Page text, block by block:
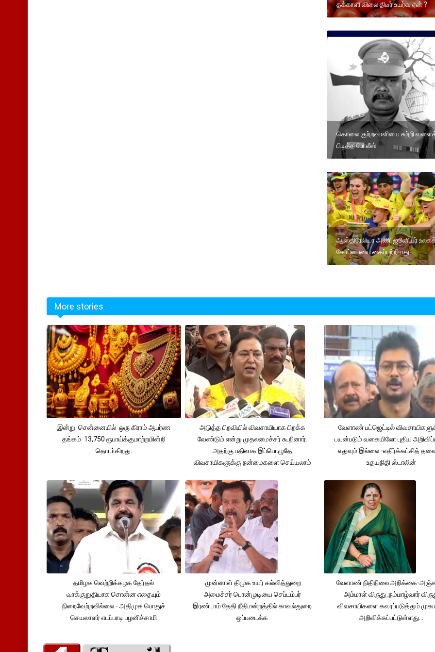
தக்காளி விலை திடீர் உயர்வு ஏன் ?
கொலை குற்றவாளியை சுற்றி
பிடித்த போலீஸ்
ஆஸ்திரேலியா அணி ஜூனியர்
கோப்பையை கைப்பற்றியது.
More stories
இன்று சென்னையில் ஒரு கிராம் ஆபர்ண
தங்கம் 13,750 ரூபாய்க்குமாற்றமின்றி
தொடா்கிறது.
அடுத்த பிறவியில் விவசாயியாக பிறக்க
வேண்டும் என்று முதலமைச்சர் கூறினார்.
அதற்கு பதிலாக இப்பொழுதே
விவசாயிகளுக்கு நன்மைகளை செய்யலாம்
வேளாண் பட்ஜெட்டில்
பயன்படும் வகையிலோ புதிய
எதுவும் இல்லை -எதிர்க்கட்சித்
உதயநிதி ஸ்டாலின்
தமிழக வெற்றிக்கழக தேர்தல்
வாக்குறுதியாக சொன்ன எதையும்
நிறைவேற்றவில்லை.- அதிமுக பொதுச்
செயலாளர் எடப்பாடி பழனிச்சாமி
முன்னாள் திமுக உயர் கல்வித்துறை
அமைச்சர் பொன்முடியை செப்டம்பர்
இரண்டாம் தேதி நீதிமன்றத்தில் காவல்துறை
ஒப்படைக்க
வேளாண் நிதிநிலை அறிக்கை-
அம்மாள் விருது ,நம்மாழ்வார்
விவசாயிகளை கவரப்படுத்தும்
அறிவிக்கப்பட்டுள்ளது...